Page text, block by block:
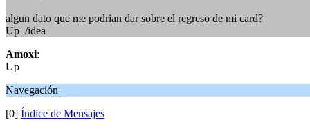
algun dato que me podrian dar sobre el regreso de mi card?
Up /idea
Amoxi:
Up
Navegación
[0] Índice de Mensajes